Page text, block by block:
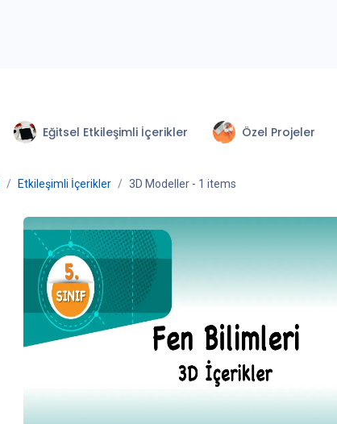
Eğitsel Etkileşimli İçerikler Özel Projeler
Etkileşimli İçerikler 3D Modeller- 1 items